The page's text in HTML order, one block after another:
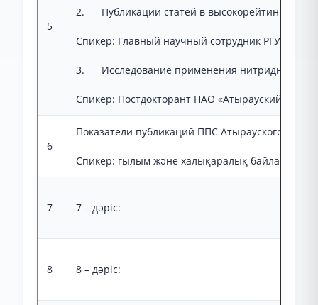
5
2. Публикации статей в высокорейтинговых
Спикер: Главный научный сотрудник РГУ
3. Исследование применения нитридных
Спикер: Постдокторант НАО «Атырауский
6
Показатели публикаций ППС Атырауского
Спикер: ғылым және халықаралық байланыстар
7 7 – дәріс:
8 8 – дәріс: